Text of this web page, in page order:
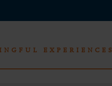
EXPERIENCES